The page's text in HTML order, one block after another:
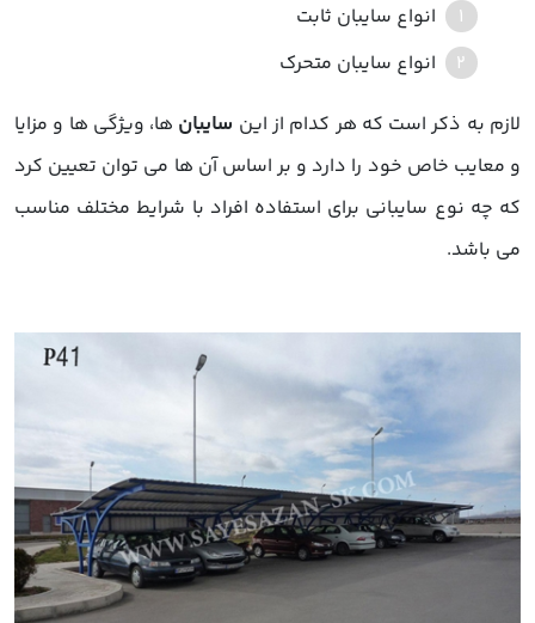
انواع سایبان ثابت
انواع سایبان متحرک
لازم به ذکر است که هر کدام از این سایبان ها، ویژگی ها و مزایا
و معایب خاص خود را دارد و بر اساس آن ها می توان تعیین کرد
که چه نوع سایبانی برای استفاده افراد با شرایط مختلف مناسب
می باشد.